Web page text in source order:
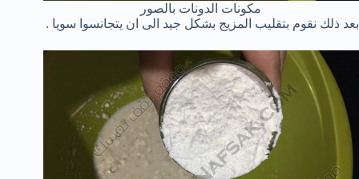
مكونات الدونات بالصور
بعد ذلك نقوم بتقليب المزيج بشكل جيد الى ان يتجانسوا سويا .